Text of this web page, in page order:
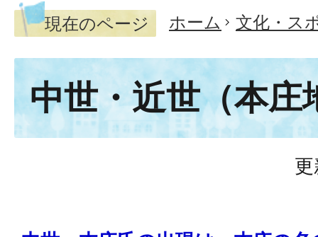
現在のページ ホーム 文化・ス
中世・近世（本庄